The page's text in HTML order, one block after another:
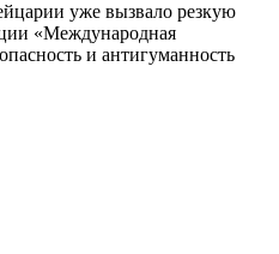
уже вызвало резкую
«Международная
и антигуманность